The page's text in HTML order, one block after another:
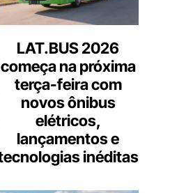
LAT.BUS 2026
começa na próxima
terça-feira com
novos ônibus
elétricos,
lançamentos e
inéditas